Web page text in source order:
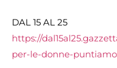
DAL 15 AL 25
https://
per-le-donne-